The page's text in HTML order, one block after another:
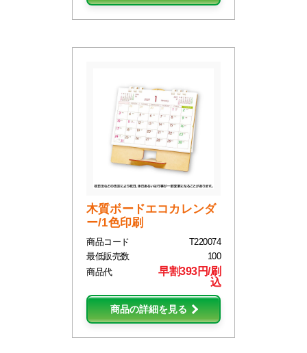
木質ボードエコカレンダ
ー/1色印刷
商品コード
T220074
最低販売数
100
商品代
早割393円/刷
込
商品の詳細を見る